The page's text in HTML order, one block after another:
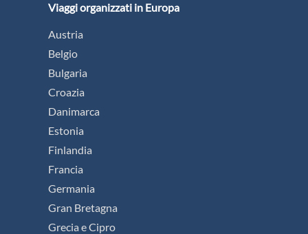
Viaggi organizzati in Europa
Austria
Belgio
Bulgaria
Croazia
Danimarca
Estonia
Finlandia
Francia
Germania
Gran Bretagna
Grecia e Cipro